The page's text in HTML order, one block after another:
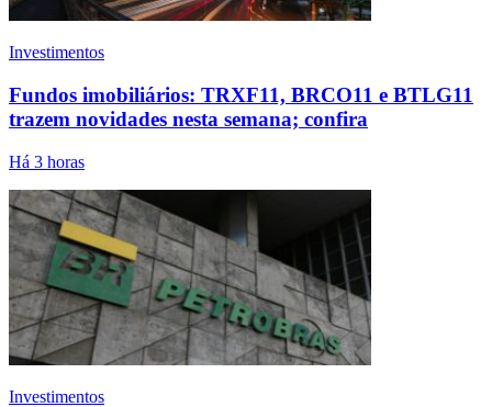
Investimentos
Fundos imobiliários: TRXF11, BRCO11 e BTLG11
trazem novidades nesta semana; confira
Há 3 horas
Investimentos